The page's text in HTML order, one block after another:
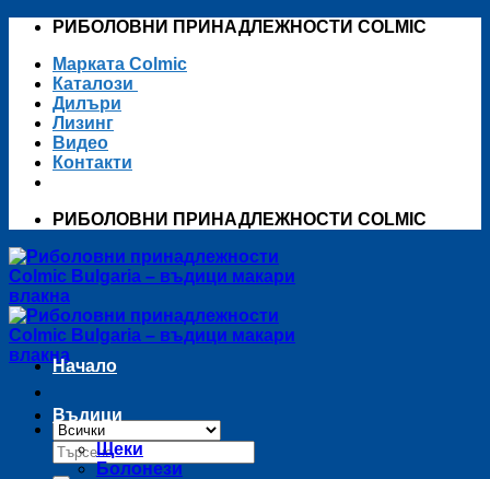
Skip
content
РИБОЛОВНИ ПРИНАДЛЕЖНОСТИ COLMIC
Марката Colmic
Каталози
Дилъри
Лизинг
Видео
Контакти
РИБОЛОВНИ ПРИНАДЛЕЖНОСТИ COLMIC
Търсене
за:
Начало
Въдици
Щеки
Болонези